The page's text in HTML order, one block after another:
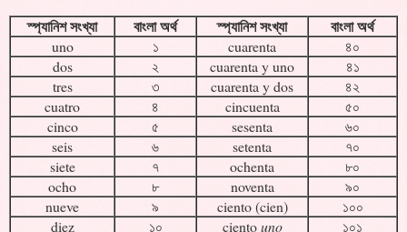
স্প্যানিশ সংখ্যা
বাংলা অর্থ স্প্যানিশ সংখ্যা বাংলা অর্থ
uno ১ cuarenta
৪০
dos
২ cuarenta y uno
৪১
tres
৩ cuarenta y dos
৪২
cuatro
৪ cincuenta
৫০
cinco
৫ sesenta
৬০
seis
৬ setenta
৭০
siete
৭ ochenta
৮০
ocho
৮ noventa
৯০
nueve
৯ ciento (cien)
১০০
diez
১০ cientouno
১০১